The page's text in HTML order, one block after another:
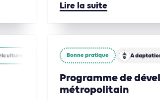
Lire la suite
Foresterie et Usages des sols
Bonne pratique
Programme de
métropolitain